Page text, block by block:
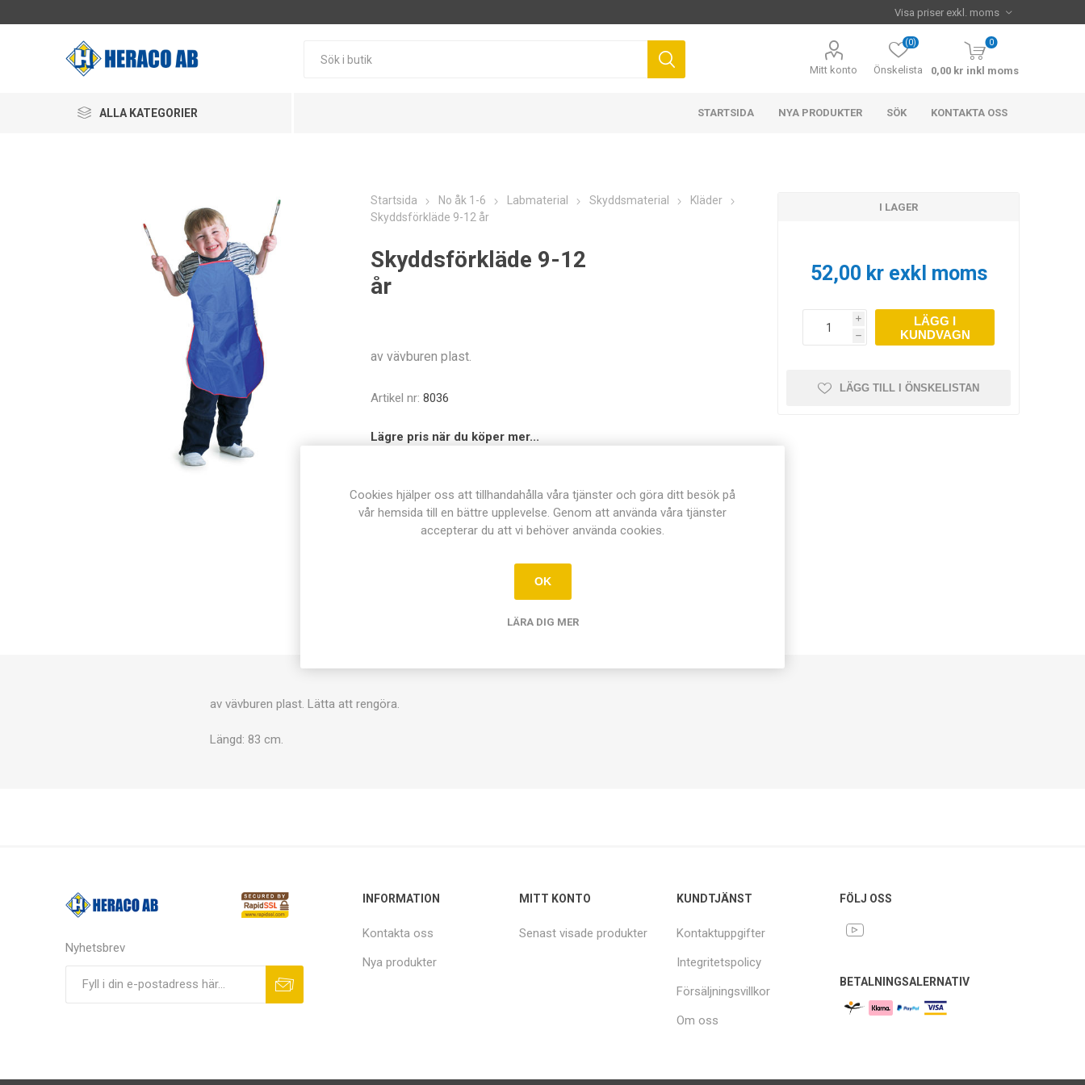
Mitt konto Önskelista
(0) 0
0,00 kr inkl moms
ALLA KATEGORIER STARTSIDA NYA PRODUKTER SÖK KONTAKTA OSS
Startsida No åk 1-6 Labmaterial Skyddsmaterial
Kläder
Skyddsförkläde 9-12 år
Skyddsförkläde 9-12
år
av vävburen plast.
Artikel nr: 8036
Lägre pris när du köper mer...
Pris 46,00 kr
I LAGER
52,00 kr exkl moms
i
h
LÄGG I
KUNDVAGN
LÄGG TILL I ÖNSKELISTAN
av vävburen plast. Lätta att rengöra.
Längd: 83 cm.
Nyhetsbrev
INFORMATION
Kontakta oss
Nya produkter
MITT KONTO
Senast visade produkter
KUNDTJÄNST
Kontaktuppgifter
Integritetspolicy
Försäljningsvillkor
Om oss
FÖLJ OSS
BETALNINGSALERNATIV
Cookies hjälper oss att tillhandahålla våra tjänster och göra ditt besök på
vår hemsida till en bättre upplevelse. Genom att använda våra tjänster
accepterar du att vi behöver använda cookies.
OK
LÄRA DIG MER